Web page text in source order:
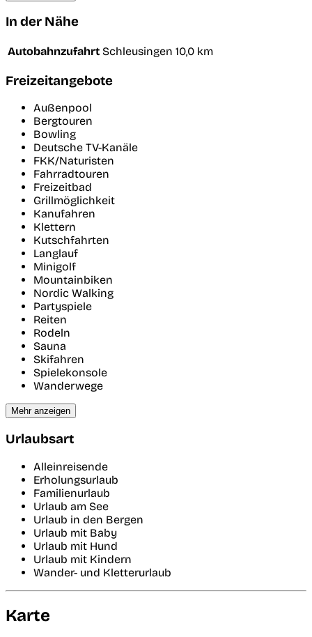
In der Nähe
Autobahnzufahrt Schleusingen 10,0 km
Freizeitangebote
Außenpool
Bergtouren
Bowling
Deutsche TV-Kanäle
FKK/Naturisten
Fahrradtouren
Freizeitbad
Grillmöglichkeit
Kanufahren
Klettern
Kutschfahrten
Langlauf
Minigolf
Mountainbiken
Nordic Walking
Partyspiele
Reiten
Rodeln
Sauna
Skifahren
Spielekonsole
Wanderwege
Mehr anzeigen
Urlaubsart
Alleinreisende
Erholungsurlaub
Familienurlaub
Urlaub am See
Urlaub in den Bergen
Urlaub mit Baby
Urlaub mit Hund
Urlaub mit Kindern
Wander- und Kletterurlaub
Karte